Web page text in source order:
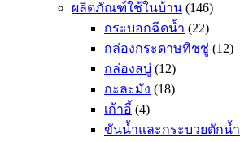
ผลิตภัณฑ์ใช้ในบ้าน (146)
กระบอกฉีดน้ำ (22)
กล่องกระดาษทิชชู่ (12)
กล่องสบู่ (12)
กะละมัง (18)
เก้าอี้ (4)
ขันน้ำและกระบวยตักน้ำ